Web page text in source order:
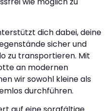
dich dabei, deine
sicher und
zu transportieren. Mit
an modernen
wir sowohl kleine als
durchführen.